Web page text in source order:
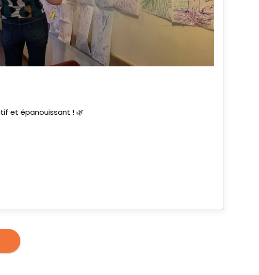
et épanouissant ! 🌿